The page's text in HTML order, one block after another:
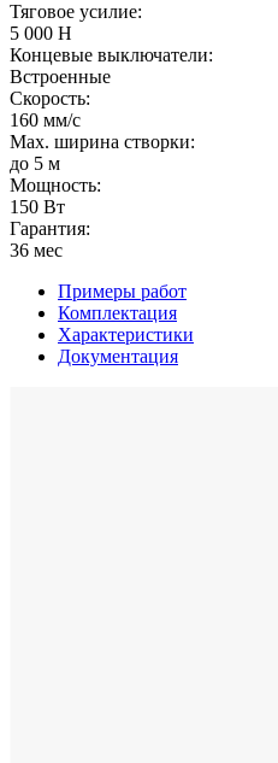
Тяговое усилие:
5 000 Н
Концевые выключатели:
Встроенные
Скорость:
160 мм/с
Max. ширина створки:
до 5 м
Мощность:
150 Вт
Гарантия:
36 мес
Примеры работ
Комплектация
Характеристики
Документация